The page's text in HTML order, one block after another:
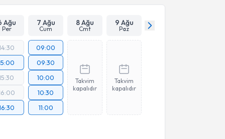
Ağu
Per
7 Ağu
Cum
8 Ağu
Cmt
9 Ağu
Paz
09:00
09:30
10:00
10:30
11:00
Takvim
kapalıdır
Takvim
kapalıdır